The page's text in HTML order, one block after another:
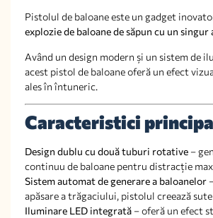
Pistolul de baloane este un gadget
explozie de baloane de săpun cu un singur
Având un design modern și un sistem de
acest pistol de baloane oferă un efect
ales în întuneric.
Caracteristici
Design dublu cu două tuburi rotative –
continuu de baloane pentru distracție
Sistem automat de generare a baloanelor
apăsare a trăgaciului, pistolul creează sute
Iluminare LED integrată – oferă un efect